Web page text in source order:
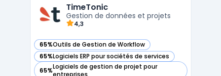
documents et des projets dans une seule
interface. La pla ...
TimeTonic
Gestion de données et projets
4,3
65%Outils de Gestion de Workflow
— voir TimeTonic dans cette catégorie
65%Logiciels ERP pour sociétés de services
— voir TimeTonic dans cette catégorie
65%Logiciels de gestion de projet pour
entreprises
— voir TimeTonic dans cette catégorie